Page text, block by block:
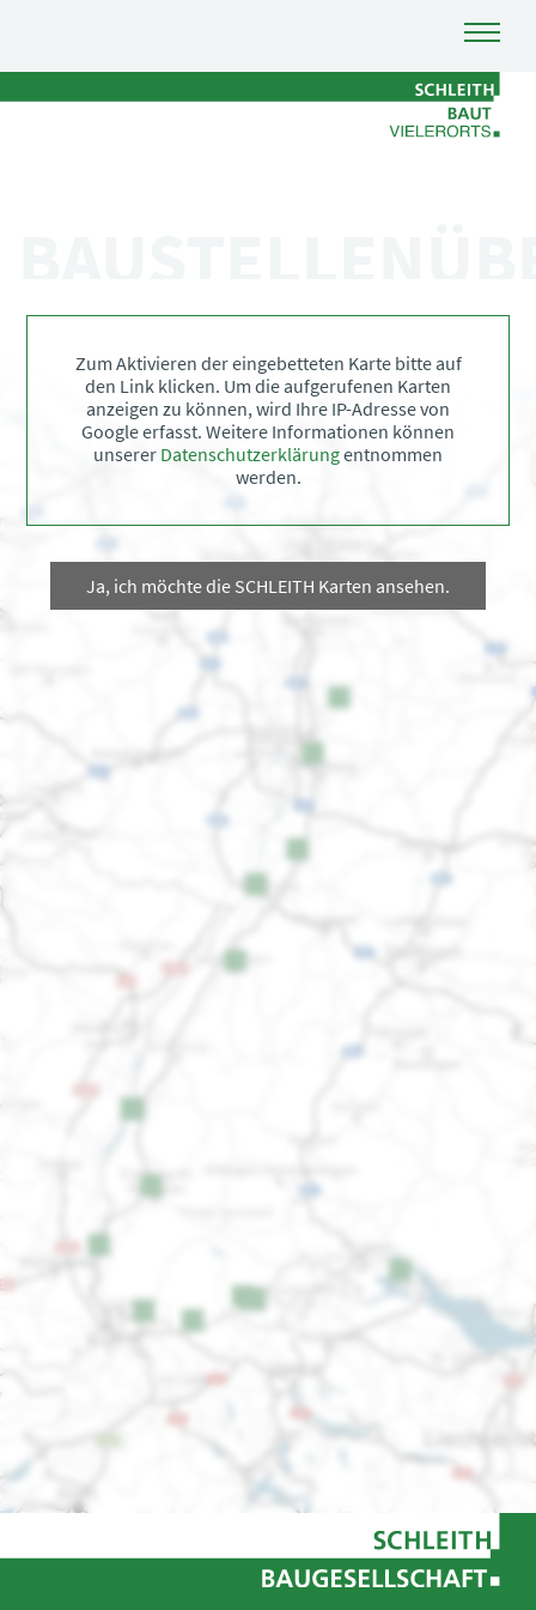
Zum Aktivieren der eingebetteten Karte bitte auf
den Link klicken. Um die aufgerufenen Karten
anzeigen zu können, wird Ihre IP-Adresse von
Google erfasst. Weitere Informationen können
unserer Datenschutzerklärungentnommen
werden.
Ja, ich möchte die SCHLEITH Karten ansehen.